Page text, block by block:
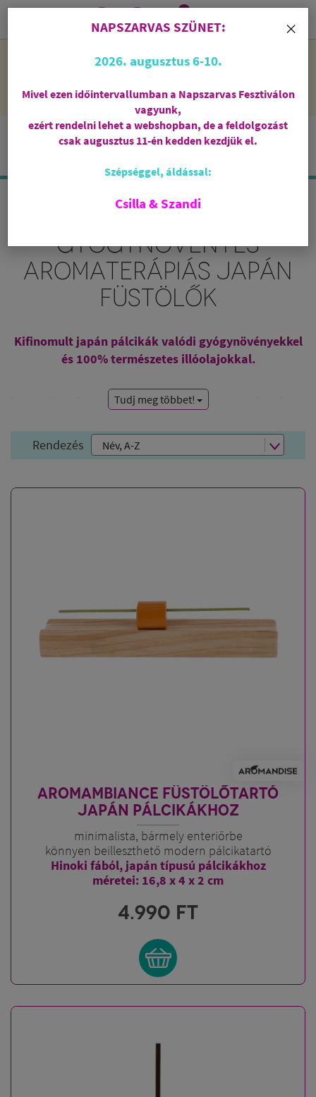
NAPSZARVAS SZÜNET: 2026. augusztus 6-10 - rendelni lehet
feldolgozni őket.
i
0
HERBOSENSE
GYÓGYNÖVÉNYES
AROMATERÁPIÁS JAPÁN
FÜSTÖLŐK
Tudj meg többet!
Kifinomult japán pálcikák valódi gyógynövényekkel
és 100% természetes illóolajokkal.
Innovatív összetétel a 100%-osan egészséges,
természetes füstölőpálcika, mely egyedi, különleges
növényi összetételének köszönhetően szinte
ínyenceknek, természetes aromával. Egyszerre
egyesíti, melynek köszönhetően
füstölőpálcikák érzékenyebb emberek és a füstöt
kifejezetten nem kedvelők számára is élvezhetők
Rendezés
AROMAMBIANCE FÜSTÖLŐTARTÓ
JAPÁN PÁLCIKÁKHOZ
minimalista, bármely enteriőrbe
könnyen beilleszthető modern pálcikatartó
Hinoki fából, japán típusú pálcikákhoz
méretei: 16,8 x 4 x 2 cm
4.990 FT
×
NAPSZARVAS SZÜNET:
2026. augusztus 6-10.
Mivel ezen időintervallumban a Napszarvas Fesztiválon
vagyunk,
ezért rendelni lehet a webshopban, de a feldolgozást
csak augusztus 11-én kedden kezdjük el.
Szépséggel, áldással:
Csilla & Szandi